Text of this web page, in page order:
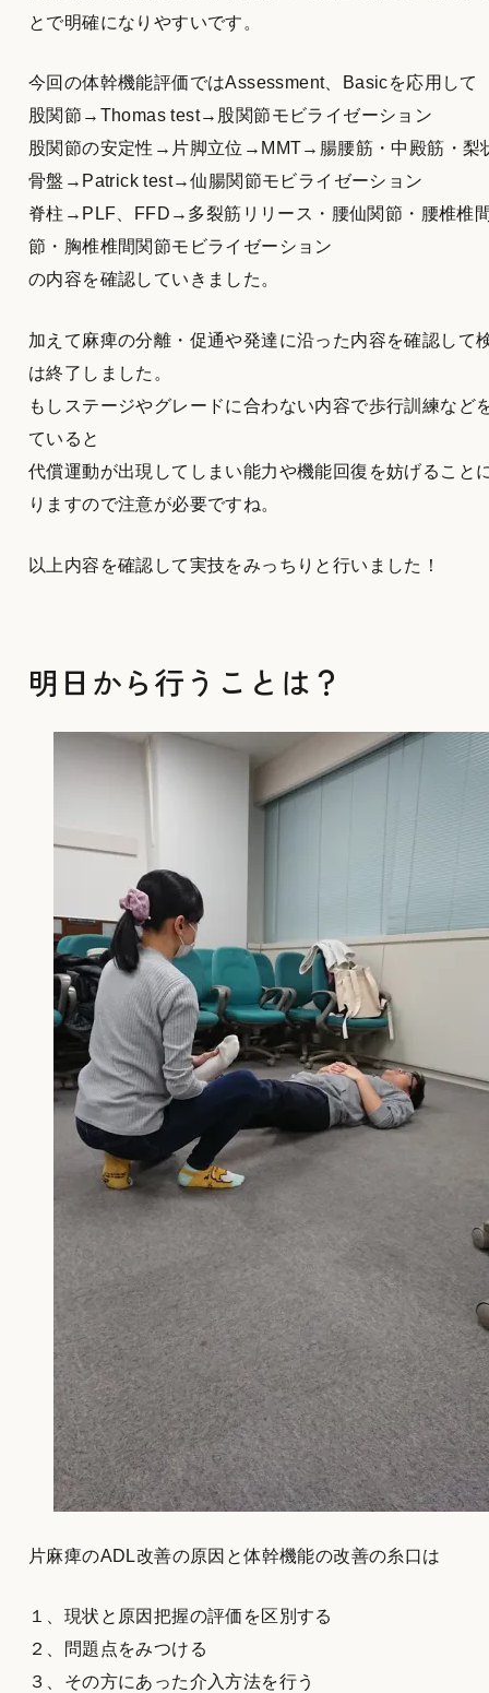
とで明確になりやすいです。
今回の体幹機能評価ではAssessment、Basicを応用して
股関節→Thomas test→股関節モビライゼーション
股関節の安定性→片脚立位→MMT→腸腰筋・中殿筋・梨
骨盤→Patrick test→仙腸関節モビライゼーション
脊柱→PLF、FFD→多裂筋リリース・腰仙関節・腰椎椎
節・胸椎椎間関節モビライゼーション
の内容を確認していきました。
加えて麻痺の分離・促通や発達に沿った内容を確認して
は終了しました。
もしステージやグレードに合わない内容で歩行訓練など
ていると
代償運動が出現してしまい能力や機能回復を妨げること
りますので注意が必要ですね。
以上内容を確認して実技をみっちりと行いました！
明日から行うことは？
片麻痺のADL改善の原因と体幹機能の改善の糸口は
１、現状と原因把握の評価を区別する
２、問題点をみつける
３、その方にあった介入方法を行う